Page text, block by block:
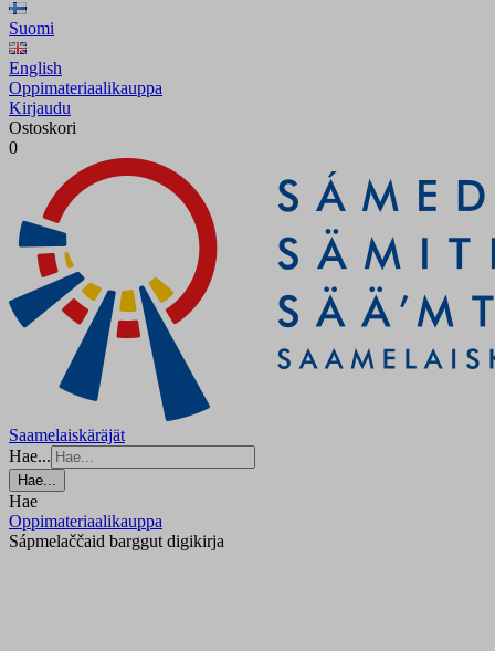
Suomi
English
Oppimateriaalikauppa
Kirjaudu
Ostoskori
0
Saamelaiskäräjät
Hae...
Hae...
Hae
Oppimateriaalikauppa
Sápmelaččaid barggut digikirja